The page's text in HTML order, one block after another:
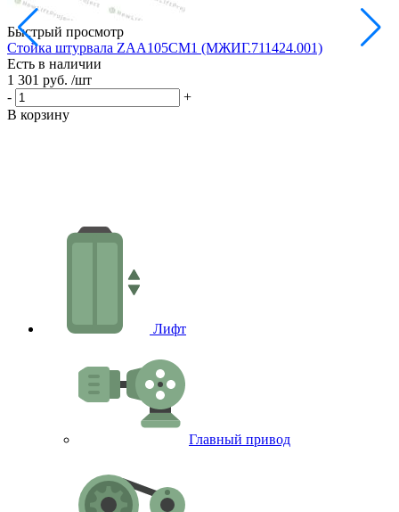
Быстрый просмотр
Стойка штурвала ZAA105CM1 (МЖИГ.711424.001)
Есть в наличии
1 301 руб. /шт
-
+
В корзину
Лифт
Главный привод